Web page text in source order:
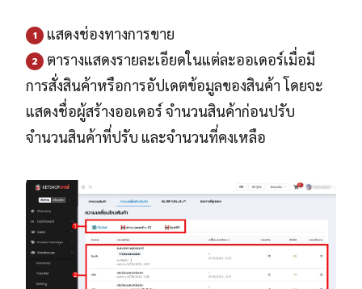
1 แสดงช่องทางการขาย
2
ตารางแสดงรายละเอียดในแต่ละออเดอร์เมื่อมี
การสั่งสินค้าหรือการอัปเดตข้อมูลของสินค้า โดยจะ
แสดงชื่อผู้สร้างออเดอร์ จำนวนสินค้าก่อนปรับ
จำนวนสินค้าที่ปรับ และจำนวนที่คงเหลือ